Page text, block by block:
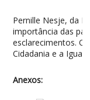
Pernille Nesje, da
importância das
esclarecimentos. O
Cidadania e a
Anexos: